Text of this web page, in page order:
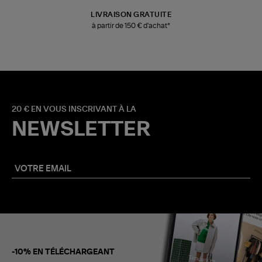
LIVRAISON GRATUITE
à partir de 150 € d'achat*
20 € EN VOUS INSCRIVANT À LA
NEWSLETTER
-10% EN TÉLÉCHARGEANT